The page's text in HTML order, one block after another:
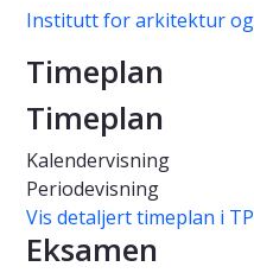
Institutt for arkitektur
Timeplan
Timeplan
Kalendervisning
Periodevisning
Vis detaljert timeplan i TP
Eksamen